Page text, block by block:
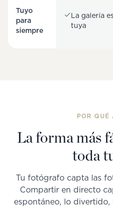
Tuyo
para
siempre
La galería es
tuya
POR QUÉ
La forma más
toda
Tu fotógrafo capta las
Compartir en directo
espontáneo, lo